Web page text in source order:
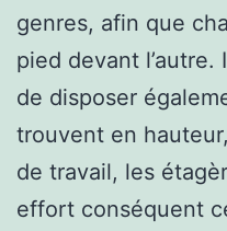
genres, afin que
pied devant
de disposer
trouvent en
de travail, les
effort conséquent